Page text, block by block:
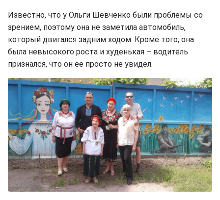
Известно, что у Ольги Шевченко были проблемы со
зрением, поэтому она не заметила автомобиль,
который двигался задним ходом. Кроме того, она
была невысокого роста и худенькая – водитель
признался, что он ее просто не увидел.